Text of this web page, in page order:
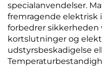
specialanvendelser.
fremragende elektrisk
forbedrer sikkerheden
kortslutninger og
udstyrsbeskadigelse